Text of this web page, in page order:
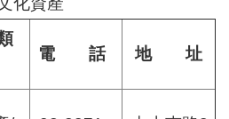
電 話
地 址